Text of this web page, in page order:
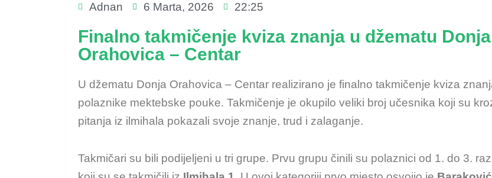
Adnan 6 Marta, 2026 22:25
Finalno takmičenje kviza znanja u džematu Donja
Orahovica – Centar
U džematu Donja Orahovica – Centar realizirano je finalno takmičenje kviza
polaznike mektebske pouke. Takmičenje je okupilo veliki broj učesnika koji su
pitanja iz ilmihala pokazali svoje znanje, trud i zalaganje.
Takmičari su bili podijeljeni u tri grupe. Prvu grupu činili su polaznici od 1. do 3.